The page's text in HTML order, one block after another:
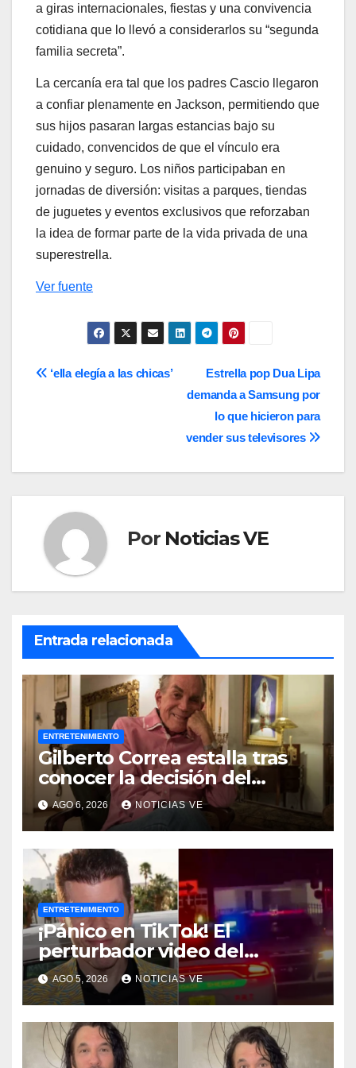
a giras internacionales, fiestas y una convivencia
cotidiana que lo llevó a considerarlos su “segunda
familia secreta”.
La cercanía era tal que los padres Cascio llegaron
a confiar plenamente en Jackson, permitiendo que
sus hijos pasaran largas estancias bajo su
cuidado, convencidos de que el vínculo era
genuino y seguro. Los niños participaban en
jornadas de diversión: visitas a parques, tiendas
de juguetes y eventos exclusivos que reforzaban
la idea de formar parte de la vida privada de una
superestrella.
Ver fuente
Navegación
Estrella pop Dua Lipa
demanda a Samsung por
lo que hicieron para
vender sus televisores
‘ella elegía a las chicas’
Por Noticias VE
Entrada relacionada
ENTRETENIMIENTO
Gilberto Correa estalla tras
conocer la decisión del
tribunal en su caso
AGO 6, 2026 NOTICIAS VE
ENTRETENIMIENTO
¡Pánico en TikTok! El
perturbador video del
famoso influencer Perez
Hilton que obligó a sus fans a
pedir ayuda médica
AGO 5, 2026 NOTICIAS VE